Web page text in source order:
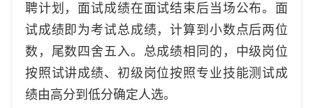
聘计划，面试成绩在面试结束后当场公布。面
试成绩即为考试总成绩，计算到小数点后两位
数，尾数四舍五入。总成绩相同的，中级岗位
按照试讲成绩、初级岗位按照专业技能测试成
绩由高分到低分确定人选。